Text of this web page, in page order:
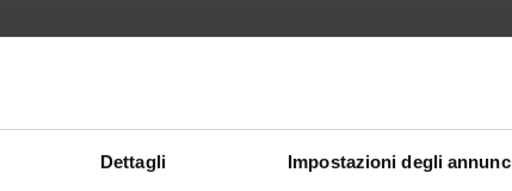
Dettagli Impostazioni degli